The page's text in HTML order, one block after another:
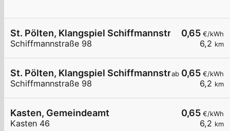
0,65 €/kWh
6,2 km
St. Pölten, Klangspiel Schiffmannstr.
Schiffmannstraße 98
ab 0,65 €/kWh
6,2 km
St. Pölten, Klangspiel Schiffmannstr.
Schiffmannstraße 98
0,65 €/kWh
6,2 km
Kasten, Gemeindeamt
Kasten 46